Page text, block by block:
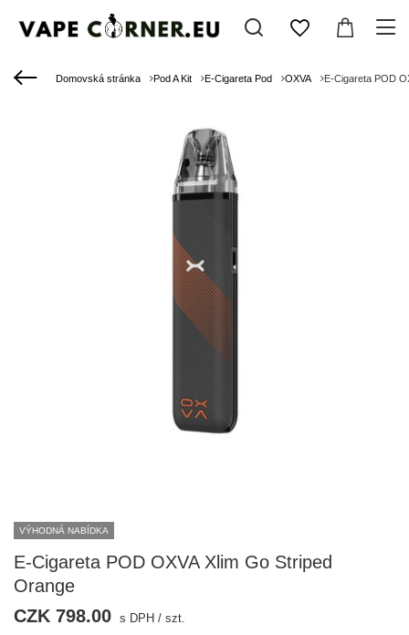
Domovská stránka Pod A Kit E-Cigareta Pod OXVA E-Cigareta POD
VÝHODNÁ NABÍDKA
E-Cigareta POD OXVA Xlim Go Striped
Orange
CZK 798.00 s DPH / szt.